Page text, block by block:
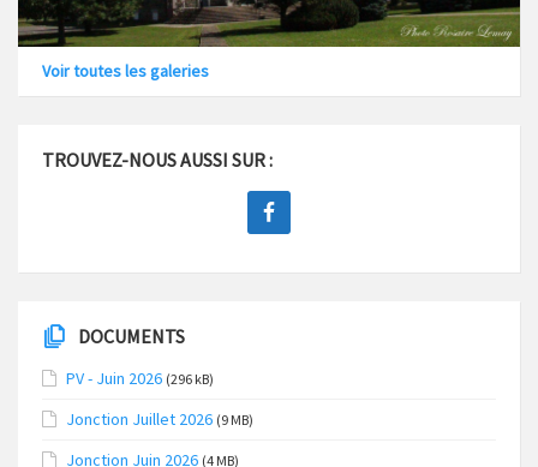
Voir toutes les galeries
TROUVEZ-NOUS AUSSI SUR :
DOCUMENTS
PV - Juin 2026 (296 kB)
Jonction Juillet 2026 (9 MB)
Jonction Juin 2026 (4 MB)